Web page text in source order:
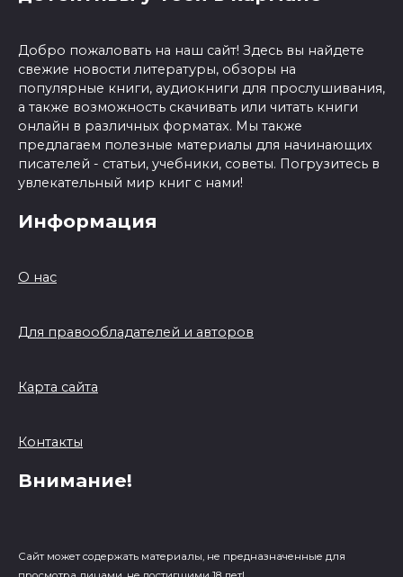
Добро пожаловать на наш сайт! Здесь вы найдете
свежие новости литературы, обзоры на
популярные книги, аудиокниги для прослушивания,
а также возможность скачивать или читать книги
онлайн в различных форматах. Мы также
предлагаем полезные материалы для начинающих
писателей - статьи, учебники, советы. Погрузитесь в
увлекательный мир книг с нами!
Информация
О нас
Для правообладателей и авторов
Карта сайта
Контакты
Внимание!
Сайт может содержать материалы, не предназначенные для